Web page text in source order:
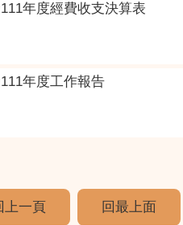
年度經費收支決算表
年度工作報告
上一頁 回最上面